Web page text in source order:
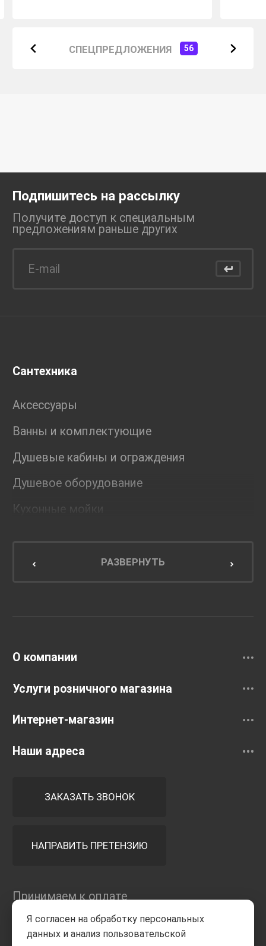
СПЕЦПРЕДЛОЖЕНИЯ 56
Подпишитесь на рассылку
Получите доступ к специальным
предложениям раньше других
Сантехника
Аксессуары
Ванны и комплектующие
Душевые кабины и ограждения
Душевое оборудование
Кухонные мойки
Мебель для кухниРАЗВЕРНУТЬ
О компании
Услуги розничного магазина
Интернет-магазин
Наши адреса
ЗАКАЗАТЬ ЗВОНОК
НАПРАВИТЬ ПРЕТЕНЗИЮ
Принимаем к оплате
Я согласен на обработку персональных
данных и анализ пользовательской